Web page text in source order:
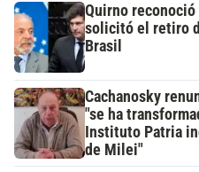
Quirno
solicitó el retiro
Brasil
Cachanosky
"se ha
Instituto Patria
de Milei"